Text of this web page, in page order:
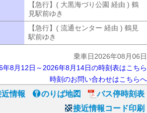
【急行】( 大黒海づり公園 経由 ) 鶴
見駅前ゆき
【急行】( 流通センター 経由 ) 鶴見
駅前ゆき
乗車日2026年08月06日
年8月12日～2026年8月14日の時刻表はこちら
時刻のお問い合わせはこちらへ
情報 のりば地図
バス停時刻表
接近情報コード印刷